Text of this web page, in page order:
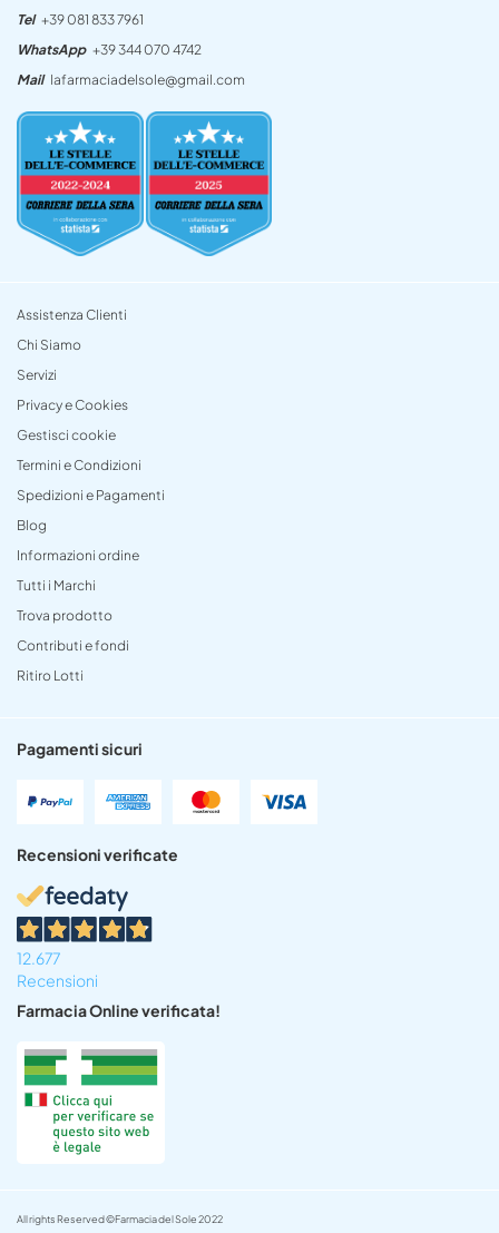
Tel +39 081 833 7961
WhatsApp +39 344 070 4742
Mail lafarmaciadelsole@gmail.com
Assistenza Clienti
Chi Siamo
Servizi
Privacy e Cookies
Gestisci cookie
Termini e Condizioni
Spedizioni e Pagamenti
Blog
Informazioni ordine
Tutti i Marchi
Trova prodotto
Contributi e fondi
Ritiro Lotti
Pagamenti sicuri
Recensioni verificate
12.677
Recensioni
Farmacia Online verificata!
All rights Reserved ©Farmacia del Sole 2022